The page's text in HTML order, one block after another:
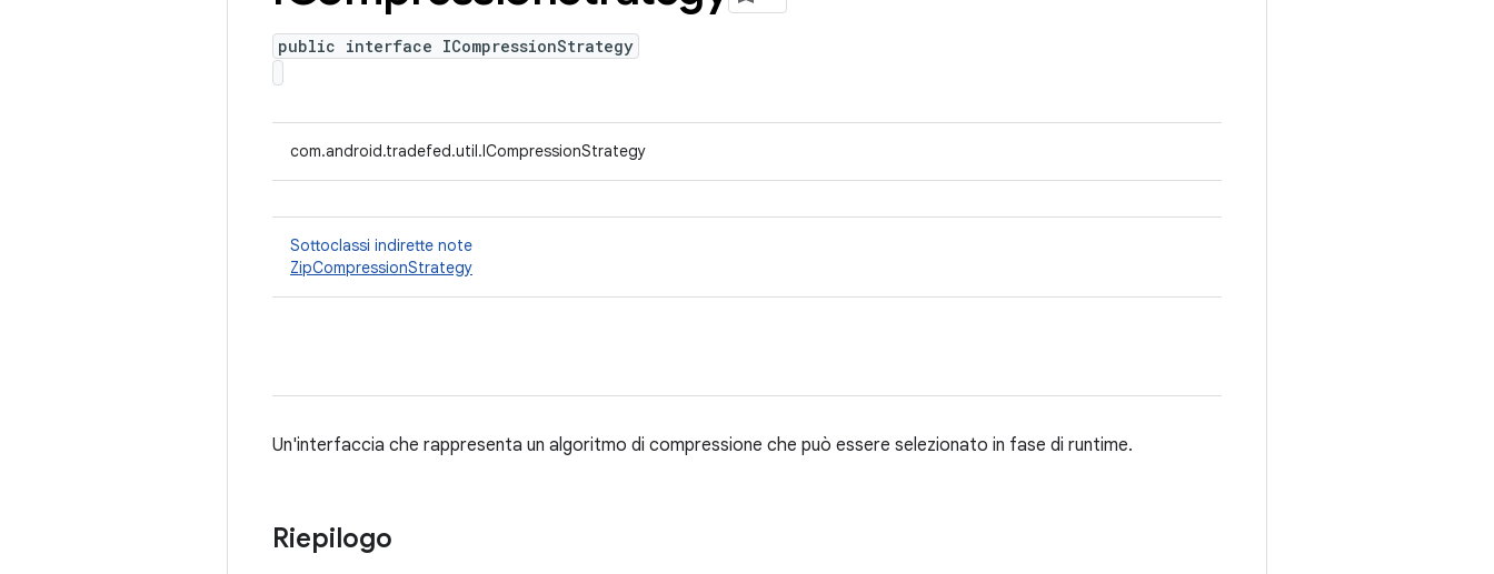
public interface ICompressionStrategy
com.android.tradefed.util.ICompressionStrategy
Sottoclassi indirette note
ZipCompressionStrategy
Un'interfaccia che rappresenta un algoritmo di compressione che può essere selezionato in fase di runtime.
Riepilogo